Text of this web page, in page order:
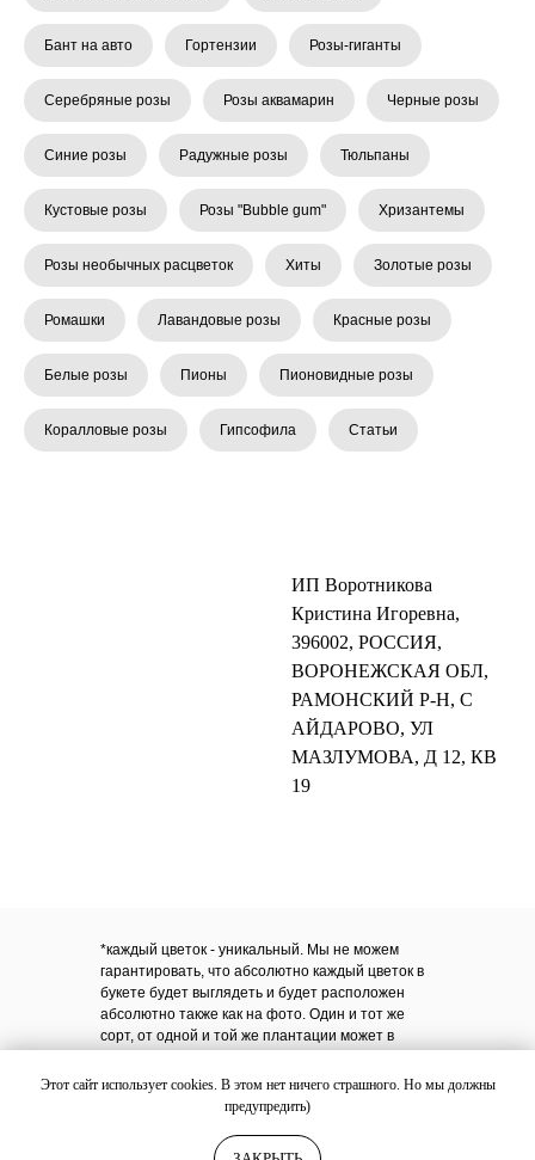
Этот сайт использует cookies. В этом нет ничего страшного. Но мы должны
предупредить)
Бант на авто Гортензии Розы-гиганты
Серебряные розы Розы аквамарин Черные розы
Синие розы Радужные розы Тюльпаны
Кустовые розы Розы "Bubble gum" Хризантемы
Розы необычных расцветок Хиты Золотые розы
Ромашки Лавандовые розы Красные розы
Белые розы Пионы Пионовидные розы
Коралловые розы Гипсофила Статьи
ИП Воротникова
Кристина Игоревна,
396002, РОССИЯ,
ВОРОНЕЖСКАЯ ОБЛ,
РАМОНСКИЙ Р-Н, С
АЙДАРОВО, УЛ
МАЗЛУМОВА, Д 12, КВ
19
*каждый цветок - уникальный. Мы не можем
гарантировать, что абсолютно каждый цветок в
букете будет выглядеть и будет расположен
абсолютно также как на фото. Один и тот же
сорт, от одной и той же плантации может в
количество лепестков. В случае нехватки какого-
либо компонента в букете, менеджер согласует
будут максимально свежие и в том количестве,